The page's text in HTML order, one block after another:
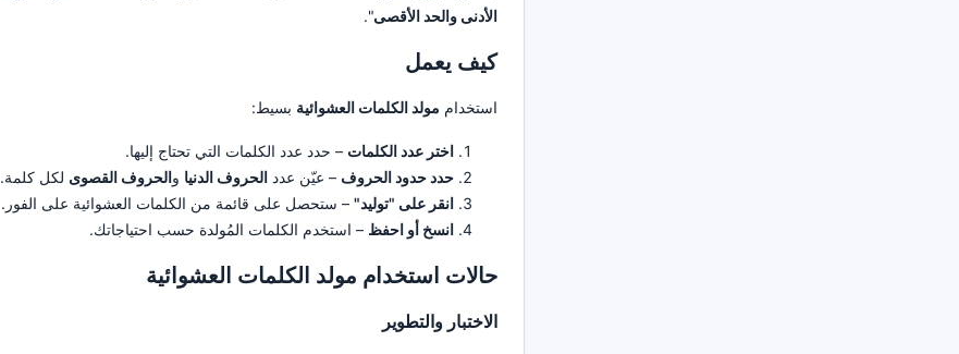
الأدنى والحد الأقصى".
كيف يعمل
استخدام مولد الكلمات العشوائية بسيط:
اختر عدد الكلمات – حدد عدد الكلمات التي تحتاج إليها.
حدد حدود الحروف – عيّن عدد الحروف الدنيا والحروف القصوى لكل كلمة.
انقر على "توليد" – ستحصل على قائمة من الكلمات العشوائية على الفور.
انسخ أو احفظ – استخدم الكلمات المُولدة حسب احتياجاتك.
حالات استخدام مولد الكلمات العشوائية
الاختبار والتطوير